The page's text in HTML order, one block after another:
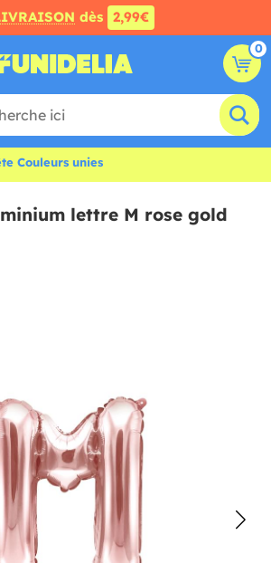
dès 2,99€
0
Couleurs unies
lettre M rose gold